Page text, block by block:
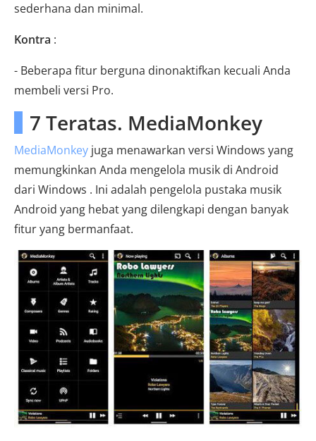
sederhana dan minimal.
Kontra :
- Beberapa fitur berguna dinonaktifkan kecuali Anda
membeli versi Pro.
7 Teratas. MediaMonkey
MediaMonkey juga menawarkan versi Windows yang
memungkinkan Anda mengelola musik di Android
dari Windows . Ini adalah pengelola pustaka musik
Android yang hebat yang dilengkapi dengan banyak
fitur yang bermanfaat.